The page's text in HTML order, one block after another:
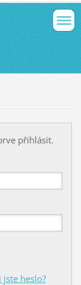
přihlásit.
heslo?